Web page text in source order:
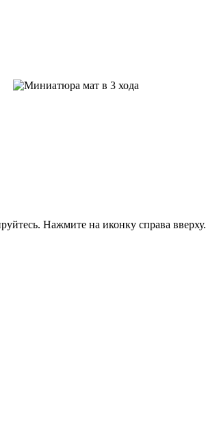
Нажмите на иконку справа вверху.